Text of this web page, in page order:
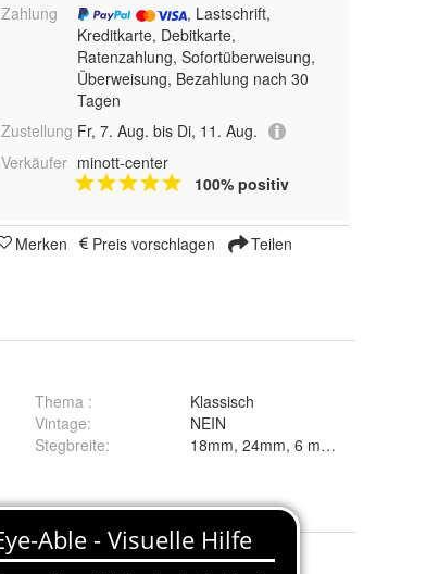
Zahlung
, Lastschrift,
Kreditkarte, Debitkarte,
Ratenzahlung, Sofortüberweisung,
Überweisung, Bezahlung nach 30
Tagen
Zustellung Fr, 7. Aug. bis Di, 11. Aug.
Verkäufer minott-center
100% positiv
Merken Preis vorschlagen Teilen
Thema :
Klassisch
Vintage:
NEIN
Stegbreite: 18mm, 24mm, 6 mm, 8mm,